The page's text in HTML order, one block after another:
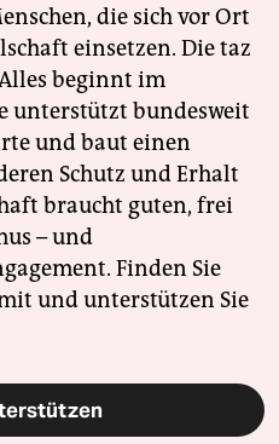
die sich vor Ort
einsetzen. Die taz
beginnt im
unterstützt bundesweit
und baut einen
Schutz und Erhalt
braucht guten, frei
– und
Finden Sie
und unterstützen Sie